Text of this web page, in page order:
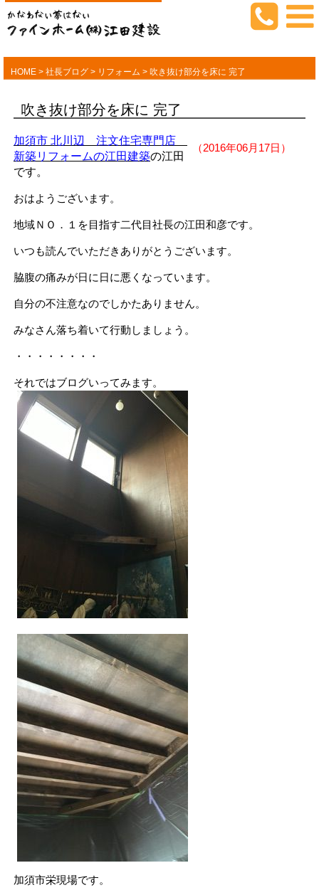
HOME > 社長ブログ > リフォーム > 吹き抜け部分を床に 完了
吹き抜け部分を床に 完了
（2016年06月17日）
加須市 北川辺 注文住宅専門店
新築リフォームの江田建築の江田
です。
おはようございます。
地域ＮＯ．１を目指す二代目社長の江田和彦です。
いつも読んでいただきありがとうございます。
脇腹の痛みが日に日に悪くなっています。
自分の不注意なのでしかたありません。
みなさん落ち着いて行動しましょう。
・・・・・・・・
それではブログいってみます。
加須市栄現場です。